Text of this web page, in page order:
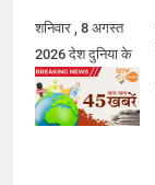
शनिवार , 8 अगस्त
2026 देश दुनिया के
45 ताजा समाचार